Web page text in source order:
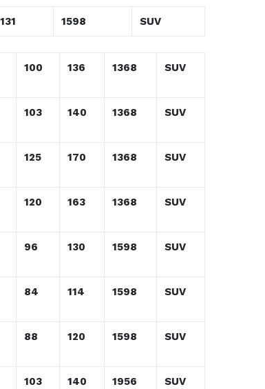
131 1598 SUV
100 136 1368 SUV
103 140 1368 SUV
125 170 1368 SUV
120 163 1368 SUV
96 130 1598 SUV
84 114 1598 SUV
88 120 1598 SUV
103 140 1956 SUV